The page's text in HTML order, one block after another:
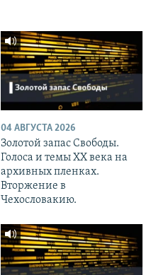
04 АВГУСТА 2026
Золотой запас Свободы.
Голоса и темы XX века на
архивных пленках.
Вторжение в
Чехословакию.